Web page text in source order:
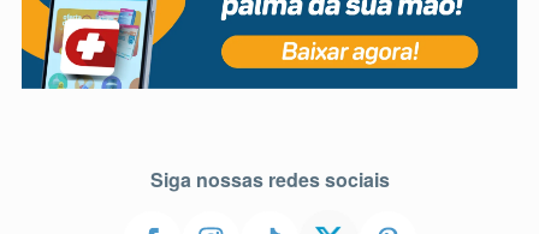
Siga nossas redes sociais